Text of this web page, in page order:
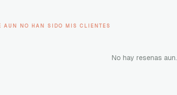
AUN NO HAN SIDO MIS CLIENTES
No hay resenas aun.